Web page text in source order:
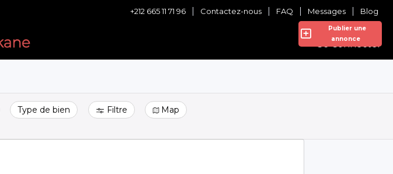
Blog
Messages
FAQ
Contactez-nous
+212 665 11 71 96
Se Connecter
Publier une
annonce
Type de bien Filtre Map